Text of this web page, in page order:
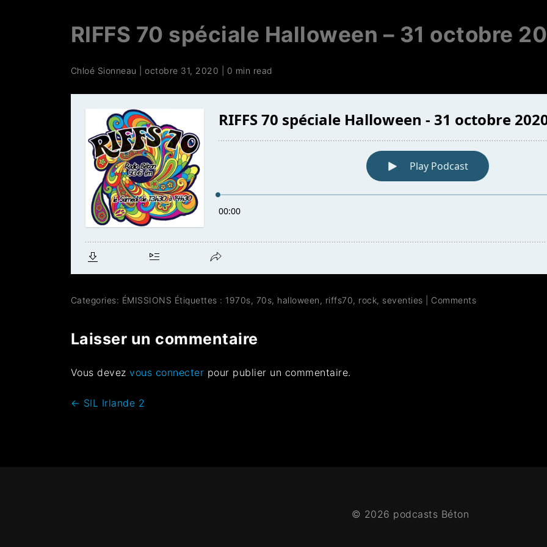
RIFFS 70 spéciale Halloween – 31 octobre
Chloé Sionneau |octobre 31, 2020 0 min read
Categories: ÉMISSIONS Étiquettes : 1970s, 70s, halloween , riffs70, rock, seventies Comments
Laisser un commentaire
Vous devezvous connecter pour publier un commentaire.
← SIL Irlande 2
© 2026 podcasts Béton